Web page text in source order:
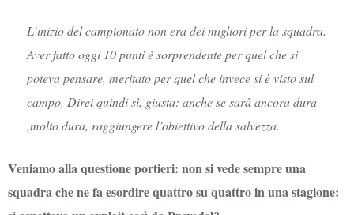
L’inizio del campionato non era dei migliori per la squadra.
Aver fatto oggi 10 punti è sorprendente per quel che si
poteva pensare, meritato per quel che invece si è visto sul
campo. Direi quindi sì, giusta: anche se sarà ancora dura
,molto dura, raggiungere l’obiettivo della salvezza.
Veniamo alla questione portieri: non si vede sempre una
squadra che ne fa esordire quattro su quattro in una stagione: